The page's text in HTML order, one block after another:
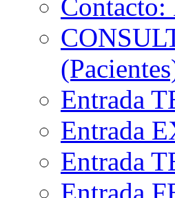
Contacto:
Entrada
Entrada
Entrada